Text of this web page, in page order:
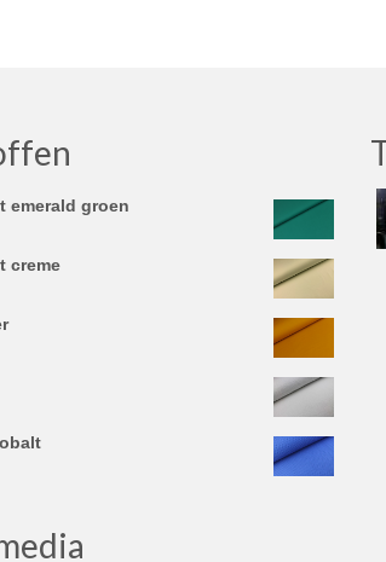
emerald groen
creme